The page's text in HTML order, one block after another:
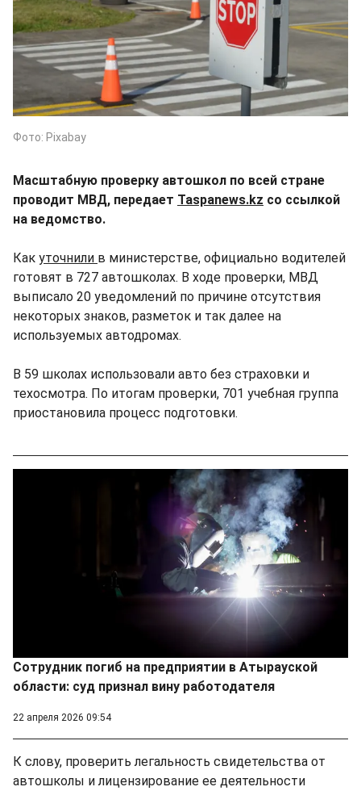
Фото: Pixabay
Масштабную проверку автошкол по всей стране
проводит МВД, передает Taspanews.kz со ссылкой
на ведомство.
Как уточнили в министерстве, официально водителей
готовят в 727 автошколах. В ходе проверки, МВД
выписало 20 уведомлений по причине отсутствия
некоторых знаков, разметок и так далее на
используемых автодромах.
В 59 школах использовали авто без страховки и
техосмотра. По итогам проверки, 701 учебная группа
приостановила процесс подготовки.
Сотрудник погиб на предприятии в Атырауской
области: суд признал вину работодателя
22 апреля 2026 09:54
К слову, проверить легальность свидетельства от
автошколы и лицензирование ее деятельности